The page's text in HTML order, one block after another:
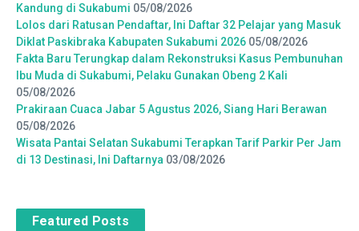
Kandung di Sukabumi 05/08/2026
Lolos dari Ratusan Pendaftar, Ini Daftar 32 Pelajar yang Masuk
Diklat Paskibraka Kabupaten Sukabumi 2026 05/08/2026
Fakta Baru Terungkap dalam Rekonstruksi Kasus Pembunuhan
Ibu Muda di Sukabumi, Pelaku Gunakan Obeng 2 Kali
05/08/2026
Prakiraan Cuaca Jabar 5 Agustus 2026, Siang Hari Berawan
05/08/2026
Wisata Pantai Selatan Sukabumi Terapkan Tarif Parkir Per Jam
di 13 Destinasi, Ini Daftarnya 03/08/2026
Featured Posts